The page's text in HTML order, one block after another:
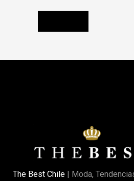
The Best Chile | Moda,